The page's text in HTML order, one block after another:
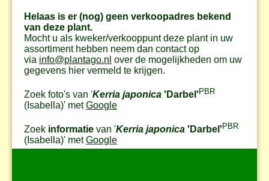
Helaas is er (nog) geen verkoopadres bekend
van deze plant.
Mocht u als kweker/verkooppunt deze plant in uw
assortiment hebben neem dan contact op
via info@plantago.nl over de mogelijkheden om uw
gegevens hier vermeld te krijgen.
Zoek foto's van 'Kerria japonica 'Darbel'PBR
(Isabella)' metGoogle
Zoek informatie van 'Kerria japonica 'Darbel' PBR
(Isabella)' metGoogle